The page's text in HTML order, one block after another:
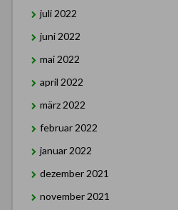
juli 2022
juni 2022
mai 2022
april 2022
märz 2022
februar 2022
januar 2022
dezember 2021
november 2021